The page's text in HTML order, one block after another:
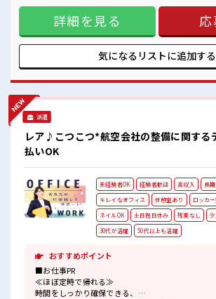
れば髪型や髪色自由♪ (規定有)≪未経験
新しいことにチャレンジするのは不安だ
環境が整っています！ イチからスキルUP
していきましょう！ ≪自分に合った期
が整った派遣のお仕事です！ ■職場の雰囲気 派手すぎなけれ
ば多少のヘアカラーもOKなのはウレシ
の置きすぎには注意が必要ですね★
詳細を見る 応
気になるリストに追加する
派遣
レア♪こつこつ*航空会社の整備に関する
払いOK
未経験者OK 経験者歓迎 高収入
長
キレイなオフィス
休憩室あり ロッカ
ネイルOK
土日祝日休み 残業なし
30代が活躍
50代以上も活躍
おすすめポイント
■お仕事PR
≪ほぼ定時で帰れる≫
時間をしっかり確保できる、